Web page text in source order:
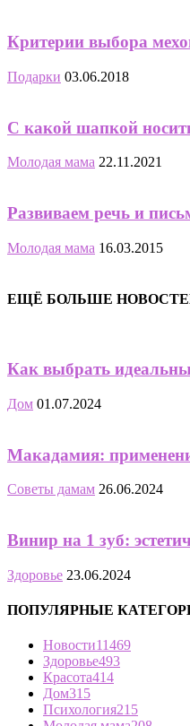
Критерии выбора
Подарки 03.06.2018
С какой шапкой
Молодая мама 22.11.2021
Развиваем речь и
Молодая мама 16.03.2015
ЕЩЁ БОЛЬШЕ
Как выбрать
Дом 01.07.2024
Макадамия:
Советы дамам 26.06.2024
Винир на 1 зуб:
Здоровье 23.06.2024
ПОПУЛЯРНЫЕ
Новости11469
Здоровье493
Красота414
Дом315
Психология215